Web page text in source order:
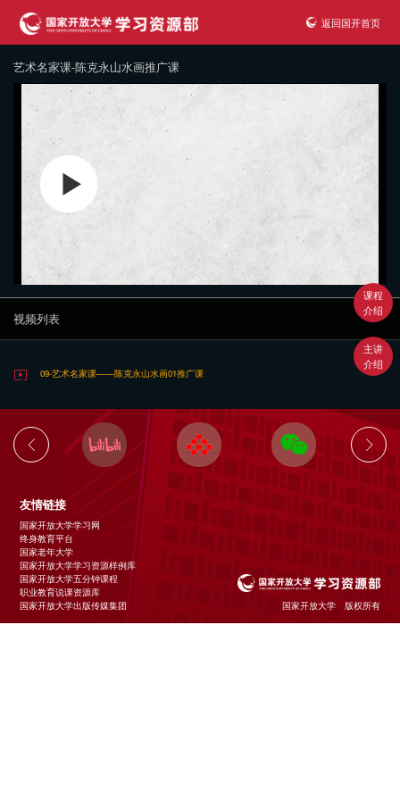
返回国开首页
课程
介绍
主讲
介绍
艺术名家课-陈克永山水画推广课
视频列表
09-艺术名家课——陈克永山水画01推广课
友情链接
国家开放大学学习网
终身教育平台
国家老年大学
国家开放大学学习资源样例库
国家开放大学五分钟课程
职业教育说课资源库
国家开放大学出版传媒集团
国家开放大学 版权所有